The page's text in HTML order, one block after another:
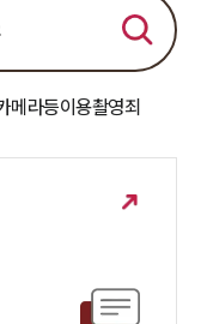
메라등이용촬영죄